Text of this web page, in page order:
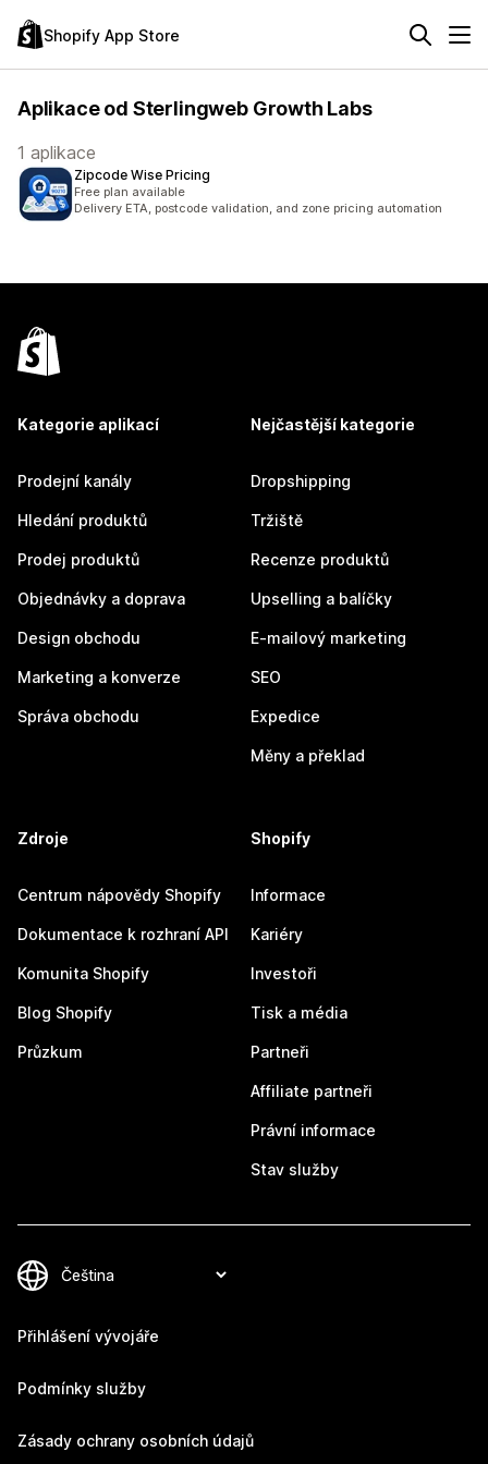
Shopify App Store
Aplikace od Sterlingweb Growth Labs
1 aplikace
Zipcode Wise Pricing
Free plan available
Delivery ETA, postcode validation, and zone pricing automation
Kategorie aplikací
Prodejní kanály
Hledání produktů
Prodej produktů
Objednávky a doprava
Design obchodu
Marketing a konverze
Správa obchodu
Nejčastější kategorie
Dropshipping
Tržiště
Recenze produktů
Upselling a balíčky
E-mailový marketing
SEO
Expedice
Měny a překlad
Zdroje
Centrum nápovědy Shopify
Dokumentace k rozhraní API
Komunita Shopify
Blog Shopify
Průzkum
Shopify
Informace
Kariéry
Investoři
Tisk a média
Partneři
Affiliate partneři
Právní informace
Stav služby
Přihlášení vývojáře
Podmínky služby
Zásady ochrany osobních údajů